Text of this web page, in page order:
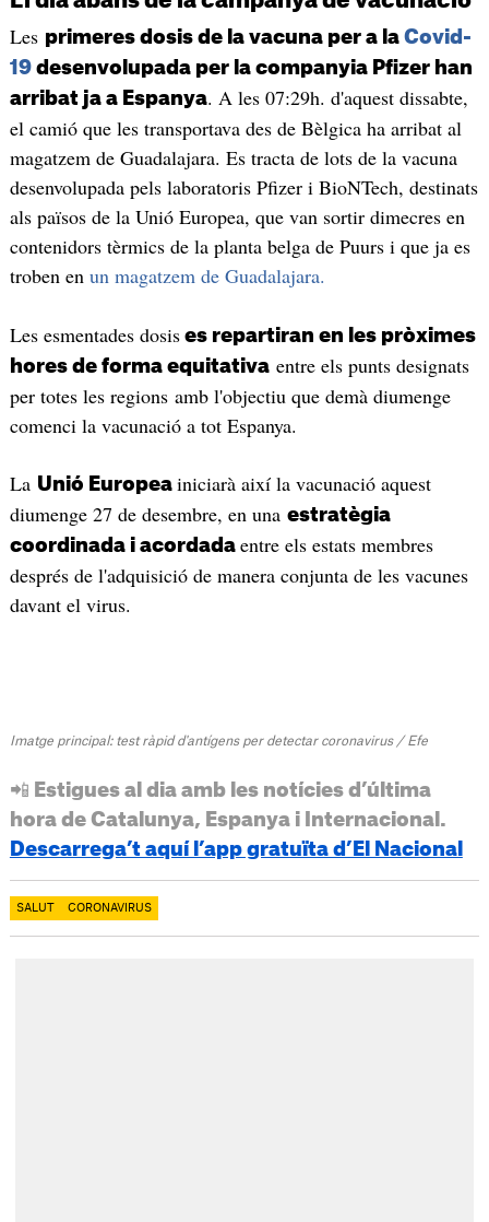
Les primeres dosis de la vacuna per a la Covid-
19desenvolupada per la companyia Pfizer han
arribat ja a Espanya. A les 07:29h. d'aquest dissabte,
el camió que les transportava des de Bèlgica ha arribat al
magatzem de Guadalajara. Es tracta de lots de la vacuna
desenvolupada pels laboratoris Pfizer i BioNTech, destinats
als països de la Unió Europea, que van sortir dimecres en
contenidors tèrmics de la planta belga de Puurs i que ja es
troben en un magatzem de Guadalajara.
Les esmentades dosises repartiran en les pròximes
hores de forma equitativaentre els punts designats
per totes les regions amb l'objectiu que demà diumenge
comenci la vacunació a tot Espanya.
La Unió Europea iniciarà així la vacunació aquest
diumenge 27 de desembre, en una estratègia
coordinada i acordada entre els estats membres
després de l'adquisició de manera conjunta de les vacunes
davant el virus.
Imatge principal: test ràpid d'antígens per detectar coronavirus / Efe
📲 Estigues al dia amb les notícies d’última
hora de Catalunya, Espanya i Internacional.
Descarrega’t aquí l’app gratuïta d’El Nacional
SALUT CORONAVIRUS